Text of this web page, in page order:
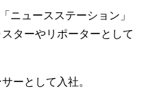
ニュースステーション」
ターやリポーターとして
ーとして入社。